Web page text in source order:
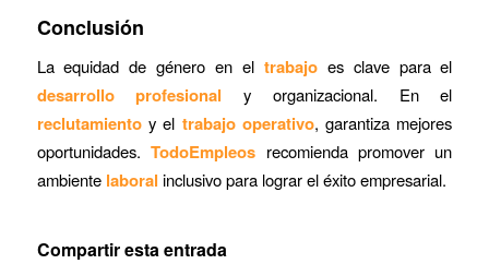
Conclusión
La equidad de género en el trabajo es clave para el
desarrollo profesionaly organizacional. En el
reclutamiento y el trabajo operativo, garantiza mejores
oportunidades.TodoEmpleos recomienda promover un
ambiente laboral inclusivo para lograr el éxito empresarial.
Compartir esta entrada